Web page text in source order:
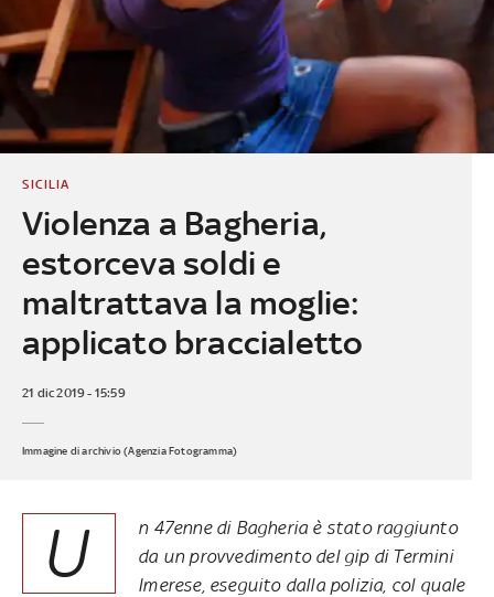
Violenza a Bagheria,
estorceva soldi e
maltrattava la moglie:
applicato braccialetto
SICILIA
21 dic 2019 - 15:59
Immagine di archivio (Agenzia Fotogramma)
U
n 47enne di Bagheria è stato raggiunto
da un provvedimento del gip di Termini
Imerese, eseguito dalla polizia, col quale